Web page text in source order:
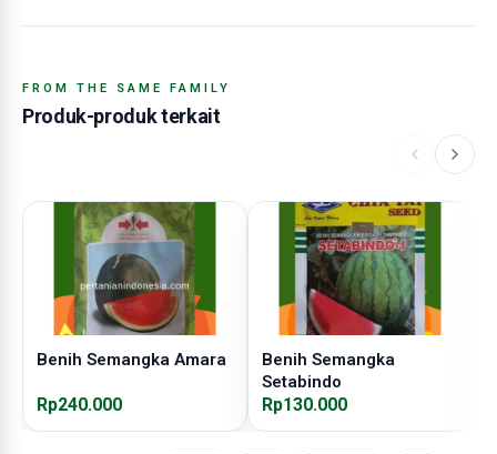
FROM THE SAME FAMILY
Produk-produk terkait
Benih Semangka Amara
Rp240.000
Benih Semangka
Setabindo
Rp130.000